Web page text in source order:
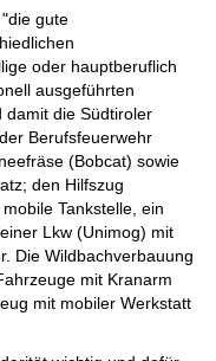
gute
oder hauptberuflich
ausgeführten
damit die Südtiroler
Berufsfeuerwehr
(Bobcat) sowie
den Hilfszug
Tankstelle, ein
Lkw (Unimog) mit
Die Wildbachverbauung
mit Kranarm
mit mobiler Werkstatt